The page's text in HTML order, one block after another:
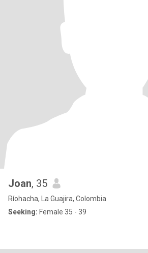
Joan, 35
Ríohacha, La Guajira, Colombia
Seeking: Female 35 - 39